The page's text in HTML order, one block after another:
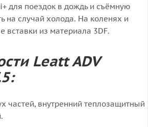
для поездок в дождь и съёмную
на случай холода. На коленях и
вставки из материала 3DF.
Leatt ADV
частей, внутренний теплозащитный